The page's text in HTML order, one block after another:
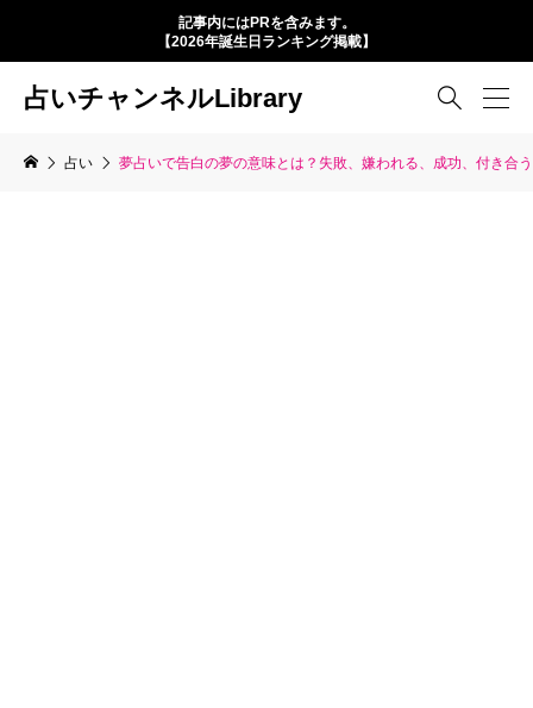
記事内にはPRを含みます。
【2026年誕生日ランキング掲載】
占いチャンネルLibrary 
占い 夢占いで告白の夢の意味とは？失敗、嫌われる、成功、付き合